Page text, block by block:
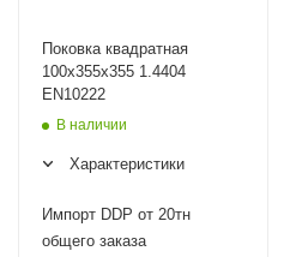
Поковка квадратная
100х355х355 1.4404
EN10222
В наличии
Характеристики
Импорт DDP от 20тн
общего заказа